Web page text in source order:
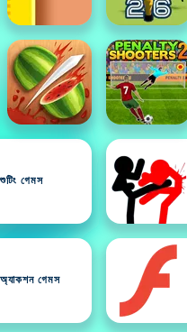
শুটিং গেমস
অ্যাকশন গেমস